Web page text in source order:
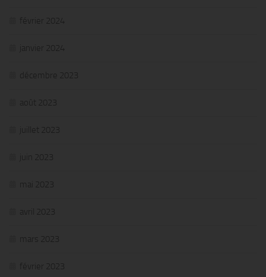
février 2024
janvier 2024
décembre 2023
août 2023
juillet 2023
juin 2023
mai 2023
avril 2023
mars 2023
février 2023